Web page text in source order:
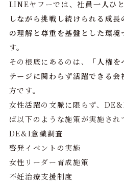
LINEヤフーでは、社員一人ひ
しながら挑戦し続けられる成長
の理解と尊重を基盤とした環境
す。
その根底にあるのは、
「人権
テージに関わらず活躍できる会
方です。
女性活躍の文脈に限らず、
ば以下のような施策が実施され
DE&I意識調査
啓発イベントの実施
女性リーダー育成施策
不妊治療支援制度